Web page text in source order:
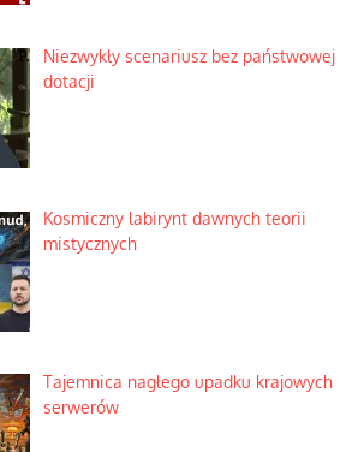
Niezwykły scenariusz bez państwowej
dotacji
Kosmiczny labirynt dawnych teorii
mistycznych
Tajemnica nagłego upadku krajowych
serwerów